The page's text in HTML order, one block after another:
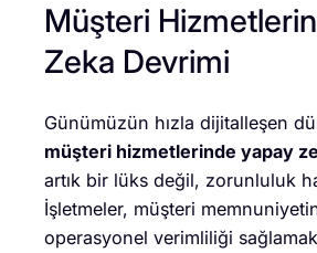
Müşteri
Zeka Devrimi
Günümüzün hızla dijitalleşen
müşteri hizmetlerinde yapay
artık bir lüks değil, zorunluluk
İşletmeler, müşteri
operasyonel verimliliği